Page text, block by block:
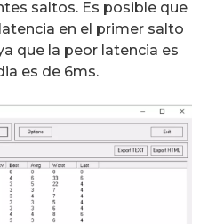
saltos. Es posible que
en el primer salto
que la peor latencia es
es de 6ms.